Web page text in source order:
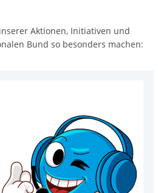
Aktionen, Initiativen und
Bund so besonders machen: